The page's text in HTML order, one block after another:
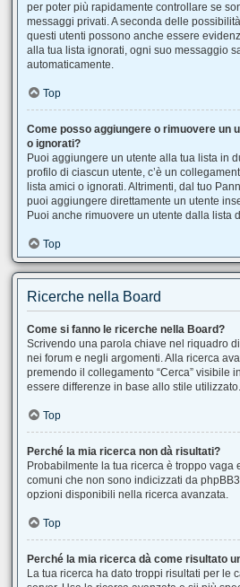
per poter più rapidamente controllare se
messaggi privati. A seconda delle
questi utenti possono anche essere
alla tua lista ignorati, ogni suo messaggio
automaticamente.
Top
Come posso aggiungere o rimuovere un
o ignorati?
Puoi aggiungere un utente alla tua lista in
profilo di ciascun utente, c’è un
lista amici o ignorati. Altrimenti, dal tuo
puoi aggiungere direttamente un utente
Puoi anche rimuovere un utente dalla lista
Top
Ricerche nella Board
Come si fanno le ricerche nella Board?
Scrivendo una parola chiave nel riquadro
nei forum e negli argomenti. Alla ricerca
premendo il collegamento “Cerca” visibile
essere differenze in base allo stile utilizzato.
Top
Perché la mia ricerca non dà risultati?
Probabilmente la tua ricerca è troppo vaga
comuni che non sono indicizzati da
opzioni disponibili nella ricerca avanzata.
Top
Perché la mia ricerca dà come risultato
La tua ricerca ha dato troppi risultati per le